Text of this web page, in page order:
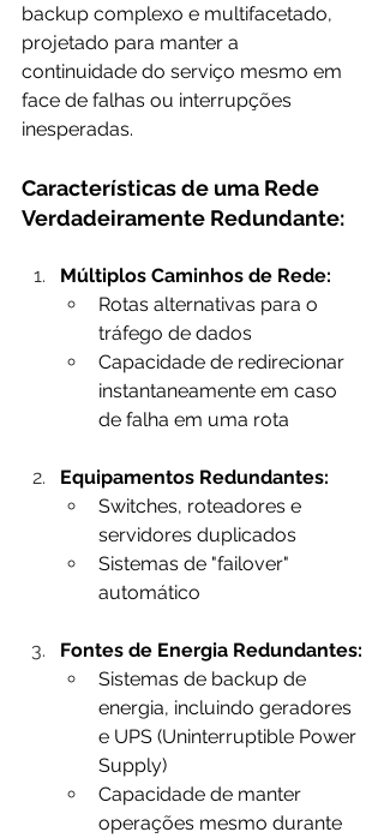
backup complexo e multifacetado,
projetado para manter a
continuidade do serviço mesmo em
face de falhas ou interrupções
inesperadas.
Características de uma Rede
Verdadeiramente Redundante:
Múltiplos Caminhos de Rede:
Rotas alternativas para o
tráfego de dados
Capacidade de redirecionar
instantaneamente em caso
de falha em uma rota
Equipamentos Redundantes:
Switches, roteadores e
servidores duplicados
Sistemas de "failover"
automático
Fontes de Energia Redundantes:
Sistemas de backup de
energia, incluindo geradores
e UPS (Uninterruptible Power
Supply)
Capacidade de manter
operações mesmo durante